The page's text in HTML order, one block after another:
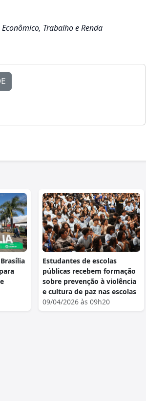
Trabalho e Renda
Estudantes de escolas
públicas recebem formação
sobre prevenção à violência
e cultura de paz nas escolas
09/04/2026 às 09h20